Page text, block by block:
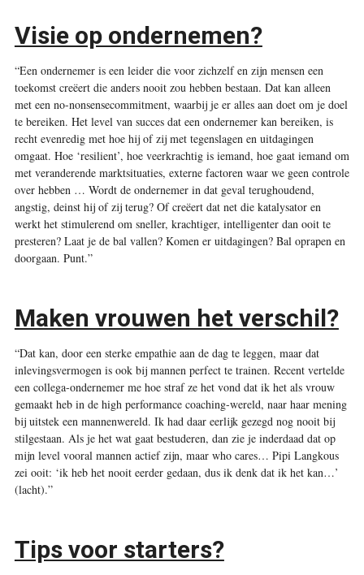
Visie op ondernemen?
“Een ondernemer is een leider die voor zichzelf en zijn mensen een
toekomst creëert die anders nooit zou hebben bestaan. Dat kan alleen
met een no-nonsensecommitment, waarbij je er alles aan doet om je doel
te bereiken. Het level van succes dat een ondernemer kan bereiken, is
recht evenredig met hoe hij of zij met tegenslagen en uitdagingen
omgaat. Hoe ‘resilient’, hoe veerkrachtig is iemand, hoe gaat iemand om
met veranderende ­marktsituaties, externe factoren waar we geen controle
over hebben … Wordt de ondernemer in dat geval terughoudend,
angstig, deinst hij of zij terug? Of creëert dat net die katalysator en
werkt het stimulerend om sneller, krachtiger, intelligenter dan ooit te
presteren? Laat je de bal vallen? Komen er uitdagingen? Bal oprapen en
doorgaan. Punt.”
Maken vrouwen het verschil?
“Dat kan, door een sterke empathie aan de dag te leggen, maar dat
inlevingsvermogen is ook bij mannen perfect te trainen. Recent vertelde
een collega-ondernemer me hoe straf ze het vond dat ik het als vrouw
gemaakt heb in de high performance coaching-wereld, naar haar mening
bij uitstek een mannenwereld. Ik had daar eerlijk gezegd nog nooit bij
stilgestaan. Als je het wat gaat bestuderen, dan zie je inderdaad dat op
mijn level vooral mannen actief zijn, maar who cares… Pipi Langkous
zei ooit: ‘ik heb het nooit eerder gedaan, dus ik denk dat ik het kan…’
(lacht).”
Tips voor starters?